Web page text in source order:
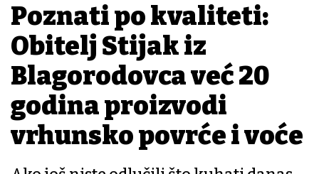
Poznati po kvaliteti:
Obitelj Stijak iz
Blagorodovca već 20
godina proizvodi
vrhunsko povrće i voće